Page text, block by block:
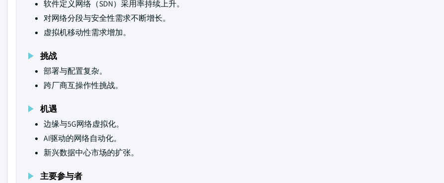
软件定义网络（SDN）采用率持续上升。
对网络分段与安全性需求不断增长。
虚拟机移动性需求增加。
挑战
部署与配置复杂。
跨厂商互操作性挑战。
机遇
边缘与5G网络虚拟化。
AI驱动的网络自动化。
新兴数据中心市场的扩张。
主要参与者